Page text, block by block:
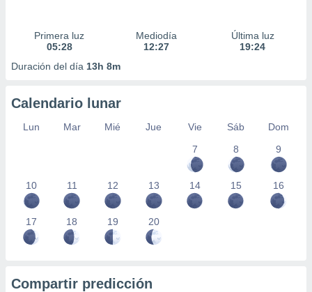
Primera luz
05:28
Mediodía
12:27
Última luz
19:24
Duración del día 13h 8m
Calendario lunar
Lun Mar Mié Jue Vie Sáb
Dom
7
8 9
10 11 12 13 14 15 16
17 18 19 20
Compartir predicción